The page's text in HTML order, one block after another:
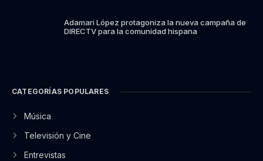
Adamari López protagoniza la nueva campaña de
DIRECTV para la comunidad hispana
CATEGORÍAS POPULARES
Música
Televisión y Cine
Entrevistas